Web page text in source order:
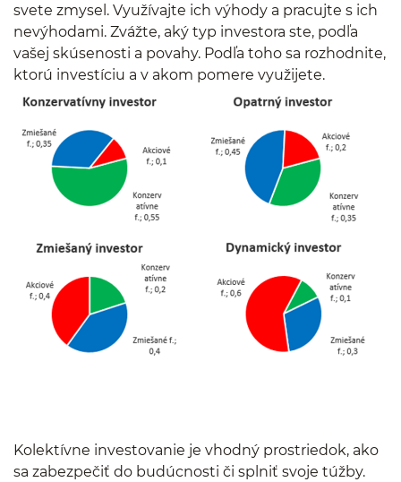
svete zmysel. Využívajte ich výhody a pracujte s ich
nevýhodami. Zvážte, aký typ investora ste, podľa
vašej skúsenosti a povahy. Podľa toho sa rozhodnite,
ktorú investíciu a v akom pomere využijete.
Kolektívne investovanie je vhodný prostriedok, ako
sa zabezpečiť do budúcnosti či splniť svoje túžby.